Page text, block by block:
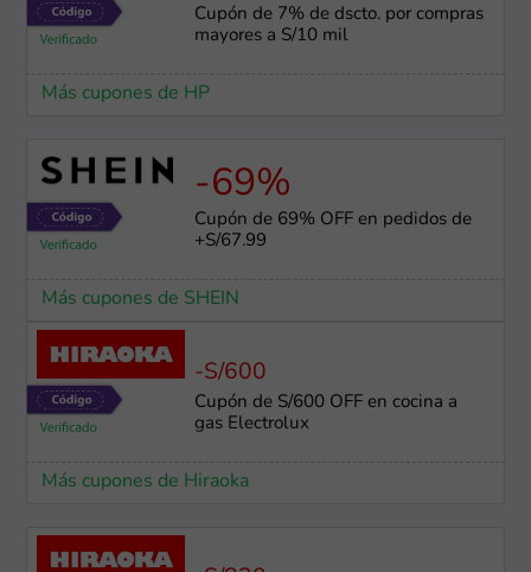
Cupón de 7% de dscto. por compras
mayores a S/10 mil
Más cupones de HP
-69%
Cupón de 69% OFF en pedidos de
+S/67.99
Más cupones de SHEIN
-S/600
Cupón de S/600 OFF en cocina a
gas Electrolux
Más cupones de Hiraoka